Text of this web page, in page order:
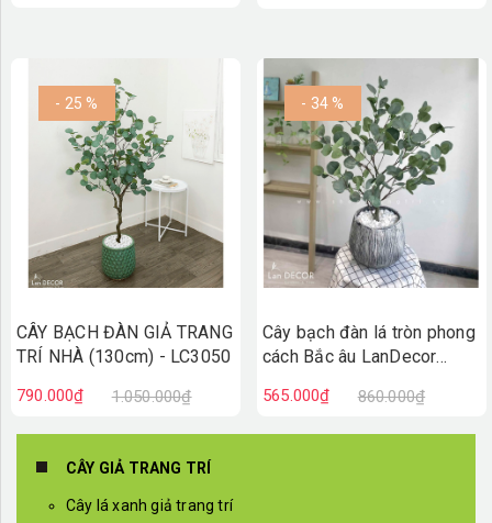
- 25 %
CÂY BẠCH ĐÀN GIẢ TRANG
TRÍ NHÀ (130cm) - LC3050
790.000₫ 1.050.000₫
- 34 %
Cây bạch đàn lá tròn phong
cách Bắc âu LanDecor
565.000₫ 860.000₫
CÂY GIẢ TRANG TRÍ
Cây lá xanh giả trang trí